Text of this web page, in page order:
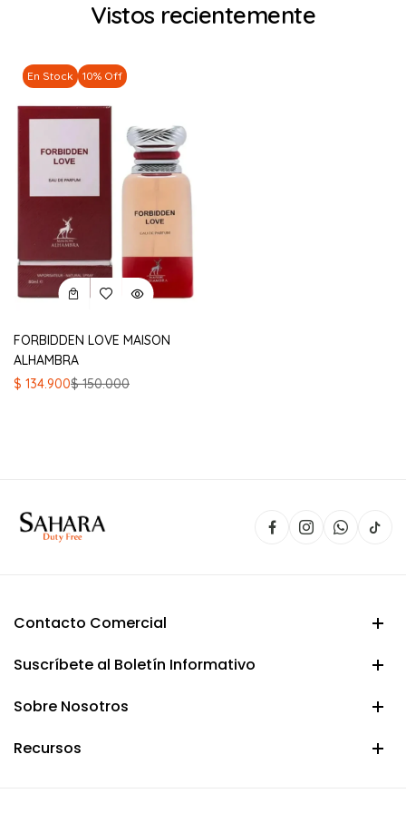
Vistos recientemente
En Stock 10% Off
FORBIDDEN LOVE MAISON
ALHAMBRA
$150.000
El
$ 134.900
El
Contacto Comercial
Suscríbete al Boletín Informativo
Sobre Nosotros
Recursos